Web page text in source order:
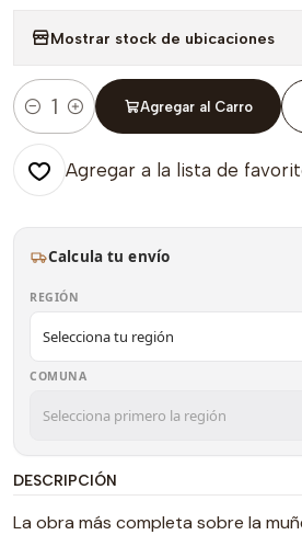
Mostrar stock de ubicaciones
Cantidad
Agregar al Carro
Agregar a la lista de
Calcula tu envío
REGIÓN
COMUNA
DESCRIPCIÓN
La obra más completa sobre la